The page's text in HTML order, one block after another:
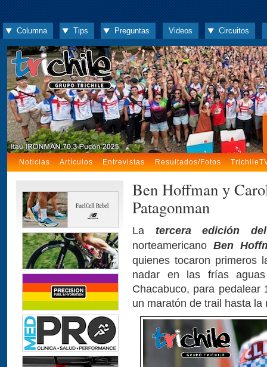
Columna Tips Preguntas Videos Circuitos
Noticias Artículos Entrevistas Resultados/Fotos
Ben Hoffman y
Patagonman
La tercera edición
norteamericano Ben
quienes tocaron primeros
nadar en las frías
Chacabuco, para
un maratón de trail hasta la